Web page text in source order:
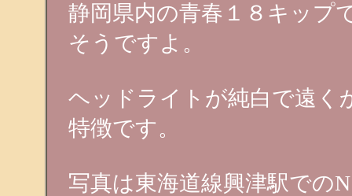
静岡県内の青春１８キップ
そうですよ。
ヘッドライトが純白で遠く
特徴です。
写真は東海道線興津駅での